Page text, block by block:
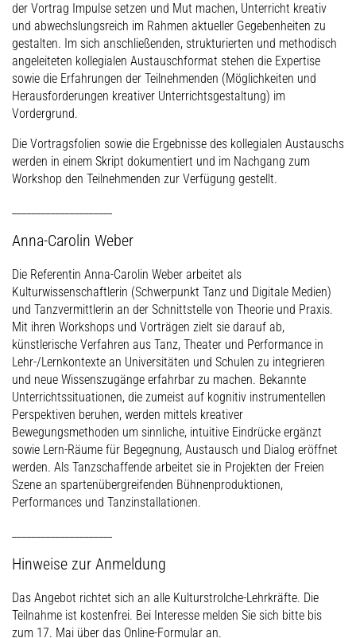
der Vortrag Impulse setzen und Mut machen, Unterricht kreativ
und abwechslungsreich im Rahmen aktueller Gegebenheiten zu
gestalten. Im sich anschließenden, strukturierten und methodisch
angeleiteten kollegialen Austauschformat stehen die Expertise
sowie die Erfahrungen der Teilnehmenden (Möglichkeiten und
Herausforderungen kreativer Unterrichtsgestaltung) im
Vordergrund.
Die Vortragsfolien sowie die Ergebnisse des kollegialen Austauschs
werden in einem Skript dokumentiert und im Nachgang zum
Workshop den Teilnehmenden zur Verfügung gestellt.
Anna-Carolin Weber
Die Referentin Anna-Carolin Weber arbeitet als
Kulturwissenschaftlerin (Schwerpunkt Tanz und Digitale Medien)
und Tanzvermittlerin an der Schnittstelle von Theorie und Praxis.
Mit ihren Workshops und Vorträgen zielt sie darauf ab,
künstlerische Verfahren aus Tanz, Theater und Performance in
Lehr-/Lernkontexte an Universitäten und Schulen zu integrieren
und neue Wissenszugänge erfahrbar zu machen. Bekannte
Unterrichtssituationen, die zumeist auf kognitiv instrumentellen
Perspektiven beruhen, werden mittels kreativer
Bewegungsmethoden um sinnliche, intuitive Eindrücke ergänzt
sowie Lern-Räume für Begegnung, Austausch und Dialog eröffnet
werden. Als Tanzschaffende arbeitet sie in Projekten der Freien
Szene an spartenübergreifenden Bühnenproduktionen,
Performances und Tanzinstallationen.
Hinweise zur Anmeldung
Das Angebot richtet sich an alle Kulturstrolche-Lehrkräfte. Die
Teilnahme ist kostenfrei. Bei Interesse melden Sie sich bitte bis
zum 17. Mai über das Online-Formular an.